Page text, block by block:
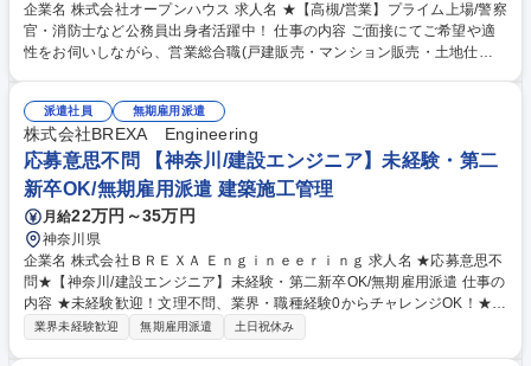
企業名 株式会社オープンハウス 求人名 ★【高槻/営業】プライム上場/警察
官・消防士など公務員出身者活躍中！ 仕事の内容 ご面接にてご希望や適
性をお伺いしながら、営業総合職(戸建販売・マンション販売・土地仕入
85%以上が年収アップを実現！圧倒的な企業の成長から現在年間400名の
キャリア採用実施中！今チャンスを掴みませんか？■2025年4月から営業
総合職の最低月給が36万円に引き上げられました！固定給が高く、インセ
ンティブ比率も高いです。中途入社者の90%が未経験からスタートです
が、年次を問わず実力に応じた役職や報酬をご用意します。変更の範囲：
当社グループの業務全般 募集職種 ★【高槻/営業】プライム上場/警察官・
消防士など公務員出身者活躍中！
派遣社員 無期雇用派遣
株式会社BREXA Engineering
応募意思不問 【神奈川/建設エンジニア】未経験・第二
新卒OK/無期雇用派遣 建築施工管理
月給22万円～35万円
神奈川県
企業名 株式会社ＢＲＥＸＡ Ｅｎｇｉｎｅｅｒｉｎｇ 求人名 ★応募意思不
問★【神奈川/建設エンジニア】未経験・第二新卒OK/無期雇用派遣 仕事の
内容 ★未経験歓迎！文理不問、業界・職種経験0からチャレンジOK！★
施工管理ってなに？キャリアパスや研修内容は？共同エンジニアリングっ
業界未経験歓迎 無期雇用派遣 土日祝休み